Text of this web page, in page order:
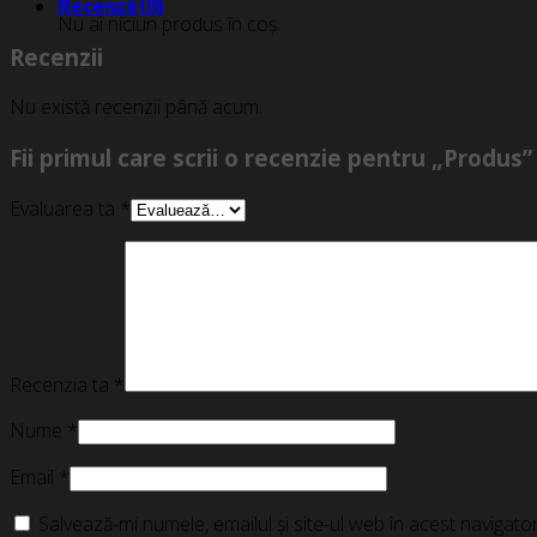
Nu ai niciun produs în coș.
Recenzii (0)
Recenzii
Nu există recenzii până acum.
Fii primul care scrii o recenzie pentru „Produs”
Evaluarea ta *
Recenzia ta *
Nume *
Email *
Salvează-mi numele, emailul și site-ul web în acest